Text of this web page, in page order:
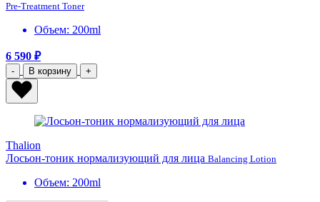
Pre-Treatment Toner
Объем: 200ml
6 590 ₽
- В корзину +
Thalion
Лосьон-тоник нормализующий для лица Balancing Lotion
Объем: 200ml